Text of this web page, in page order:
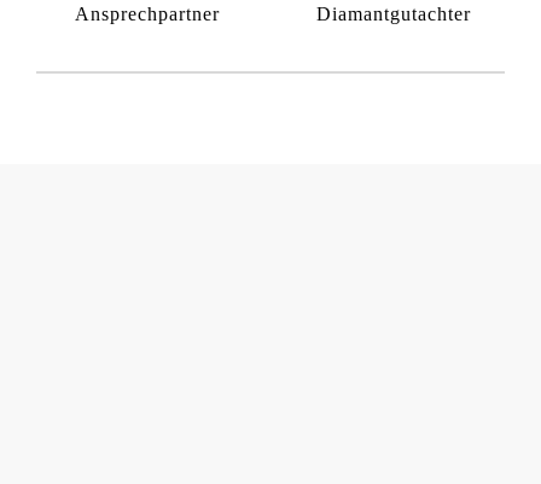
Ansprechpartner Diamantgutachter